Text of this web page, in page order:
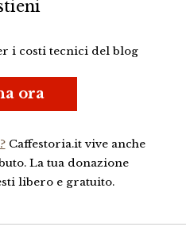
i costi tecnici del blog
ora
Caffestoria.it vive anche
La tua donazione
libero e gratuito.